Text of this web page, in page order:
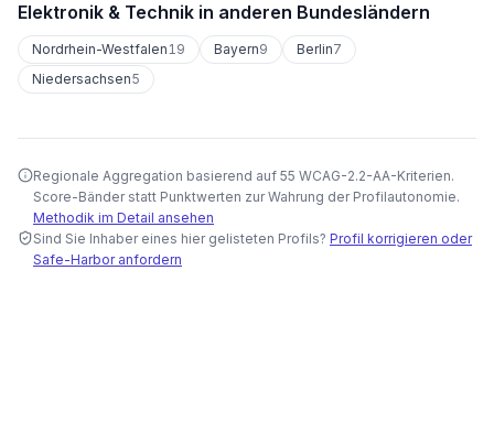
Elektronik & Technik in anderen Bundesländern
Nordrhein-Westfalen19 Bayern9 Berlin7
Niedersachsen5
Regionale Aggregation basierend auf 55 WCAG-2.2-AA-Kriterien.
Score-Bänder statt Punktwerten zur Wahrung der Profilautonomie.
Methodik im Detail ansehen
Sind Sie Inhaber eines hier gelisteten Profils? Profil korrigieren oder
Safe-Harbor anfordern